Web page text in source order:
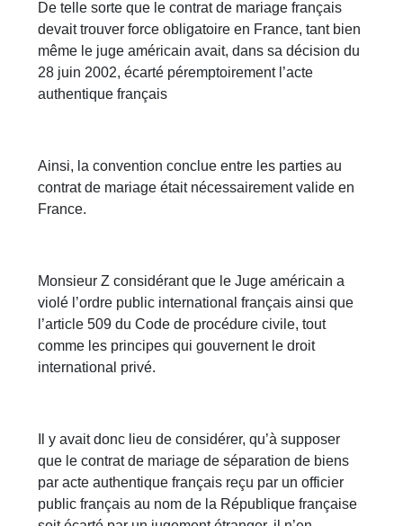
De telle sorte que le contrat de mariage français
devait trouver force obligatoire en France, tant bien
même le juge américain avait, dans sa décision du
28 juin 2002, écarté péremptoirement l’acte
authentique français
Ainsi, la convention conclue entre les parties au
contrat de mariage était nécessairement valide en
France.
Monsieur Z considérant que le Juge américain a
violé l’ordre public international français ainsi que
l’article 509 du Code de procédure civile, tout
comme les principes qui gouvernent le droit
international privé.
Il y avait donc lieu de considérer, qu’à supposer
que le contrat de mariage de séparation de biens
par acte authentique français reçu par un officier
public français au nom de la République française